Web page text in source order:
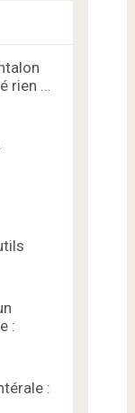
rien …
:
: